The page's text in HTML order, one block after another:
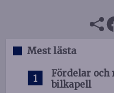
Mest lästa
Fördelar och
bilkapell